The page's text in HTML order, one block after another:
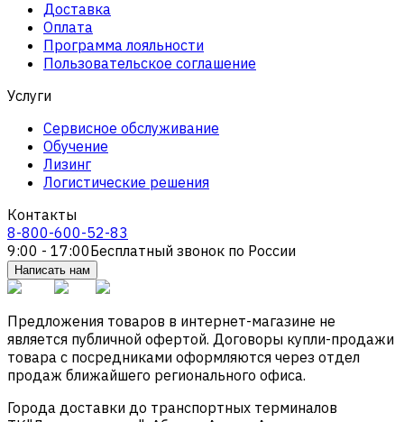
Доставка
Оплата
Программа лояльности
Пользовательское соглашение
Услуги
Сервисное обслуживание
Обучение
Лизинг
Логистические решения
Контакты
8-800-600-52-83
9:00 - 17:00Бесплатный звонок по России
Написать нам
Предложения товаров в интернет-магазине не
является публичной офертой. Договоры купли-продажи
товара с посредниками оформляются через отдел
продаж ближайшего регионального офиса.
Города доставки до транспортных терминалов